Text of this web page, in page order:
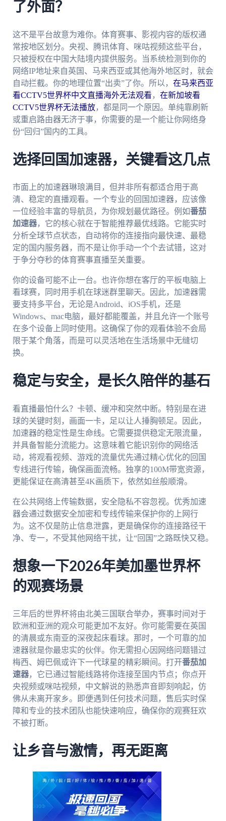
了外面？
这不是平台故意为难你。体育赛事、影视内容的版权通
常按地区划分。央视、腾讯体育、咪咕视频这些平台，
只被授权在中国大陆境内提供服务。当系统检测到你的
网络IP地址来自英国、马来西亚或其他海外地区时，就会
自动拦截。你的地理位置“出卖”了你。所以， 在马来西亚
看CCTV5世界杯中文直播海外无法观看 ， 在新加坡看
CCTV5世界杯无法播放，都是同一个原因。单纯靠刷新
或重启路由器无济于事，你需要的是一个能让你网络身
份“回归”国内的工具。
选择回国加速器，关键看这几点
市面上的加速器琳琅满目，但并非所有都适合用于高
清、稳定的直播观看。一个专业的回国加速器，应该像
一位经验丰富的导航员，为你规划最优路径。例如番茄
加速器，它的核心就在于智能推荐最优线路。它能实时
分析全球节点状态，自动将你的连接指向最快速、最稳
定的国内服务器，而不是让你手动一个个去试错，这对
于争分夺秒的体育赛事直播至关重要。
你的设备可能不止一台。也许你想在客厅的平板电脑上
看球赛，同时用手机在球迷群里聊天。因此，加速器需
要支持多平台，无论是Android、iOS手机，还是
Windows、mac电脑，最好都能覆盖，并且允许一个账号
在多个设备上同时使用。这确保了你的观看体验不会局
限于某个角落，而是可以灵活地在生活场景中无缝切
换。
稳定与安全，是长久陪伴的基石
看直播最怕什么？卡顿、缓冲和突然中断。特别是在进
球的关键时刻，画面一卡，足以让人捶胸顿足。因此，
加速器的稳定性是生命线。它需要提供稳定无限流量，
并具备智能分流能力。这意味着它能识别你的网络活
动，将观看视频、游戏的流量优先通过精心优化的回国
专线进行传输，确保画面流畅。独享的100M带宽资源，
更能保证在高清甚至4K画质下，依然如丝般顺滑。
在公共网络上传输数据，安全隐私不容忽视。优秀加速
器会通过数据安全加密和专线传输来保护你的上网行
为。这不仅是防止信息泄露，更是确保你的连接路径干
净、专一，不受其他网络干扰，让“回国”之路既快又稳。
想象一下2026年美加墨世界杯
的观赛场景
三年后的世界杯将由北美三国联合举办，赛事时间对于
欧洲和亚洲的观众可能更加不友好。你可能需要在英国
的清晨或东南亚的深夜起床看球。那时，一个可靠的加
速器就是你最忠实的伙伴。你无需担心因网络问题错过
梅西、姆巴佩或许下一代球星的精彩瞬间。打开番茄加
速器，它已通过智能线路将你连接至国内节点；你点开
央视频或咪咕视频，中文解说的熟悉声音即刻响起，仿
佛从未离开家乡。即便遇到任何技术问题，售后实时保
障和专业的技术团队也能快速响应，确保你的观赛狂欢
不被打断。
让乡音与激情，再无距离